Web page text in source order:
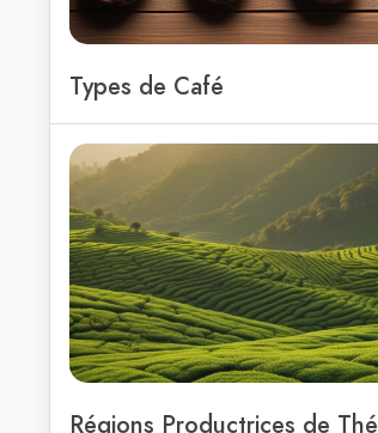
Types de Café
Régions Productrices de Thé